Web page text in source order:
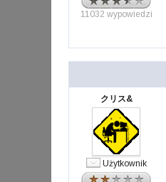
11032 wypowiedzi
クリス&
Użytkownik